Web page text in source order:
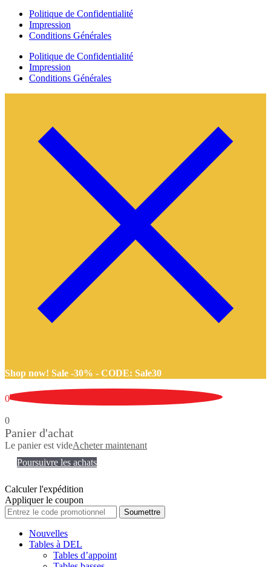
Politique de Confidentialité
Impression
Conditions Générales
Politique de Confidentialité
Impression
Conditions Générales
Shop now! Sale -30% - CODE: Sale30
0
0
Panier d'achat
Le panier est videAcheter maintenant
Poursuivre les achats
Calculer l'expédition
Appliquer le coupon
Soumettre
Nouvelles
Tables à DEL
Tables d’appoint